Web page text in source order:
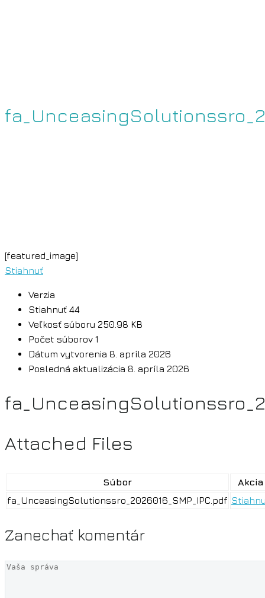
[featured_image]
Stiahnuť
Verzia
Stiahnuť 44
Veľkosť súboru 250.98 KB
Počet súborov 1
Dátum vytvorenia 8. apríla 2026
Posledná aktualizácia 8. apríla 2026
Attached Files
Súbor
Akcia
fa_UnceasingSolutionssro_2026016_SMP_IPC.pdf
Zanechať komentár